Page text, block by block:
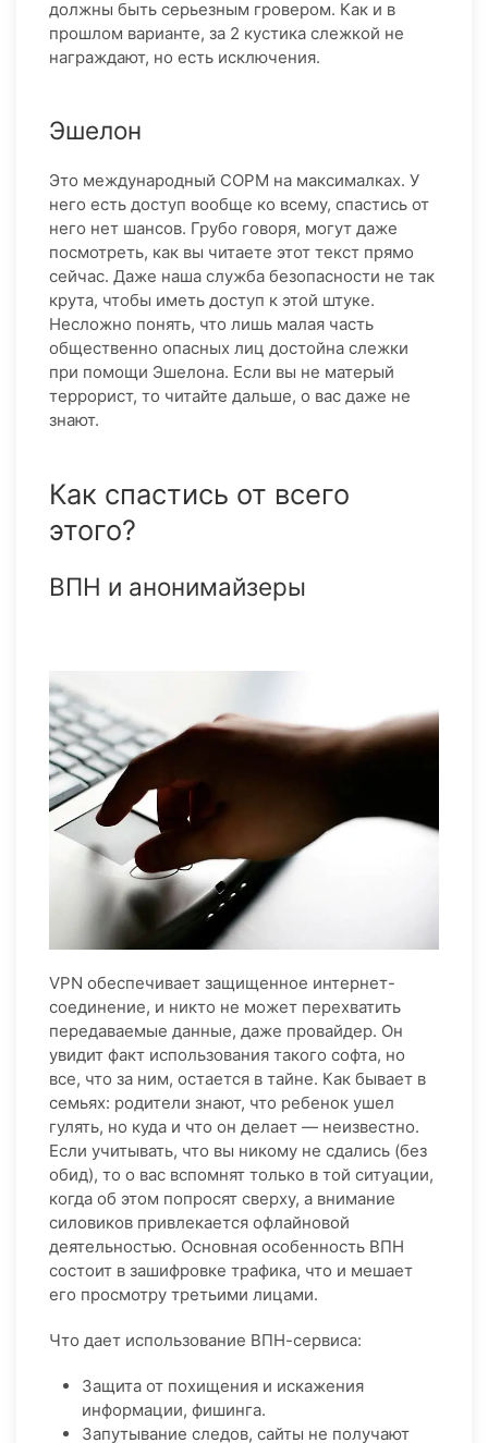
должны быть серьезным гровером. Как и в
прошлом варианте, за 2 кустика слежкой не
награждают, но есть исключения.
Эшелон
Это международный СОРМ на максималках. У
него есть доступ вообще ко всему, спастись от
него нет шансов. Грубо говоря, могут даже
посмотреть, как вы читаете этот текст прямо
сейчас. Даже наша служба безопасности не так
крута, чтобы иметь доступ к этой штуке.
Несложно понять, что лишь малая часть
общественно опасных лиц достойна слежки
при помощи Эшелона. Если вы не матерый
террорист, то читайте дальше, о вас даже не
знают.
Как спастись от всего
этого?
ВПН и анонимайзеры
VPN обеспечивает защищенное интернет-
соединение, и никто не может перехватить
передаваемые данные, даже провайдер. Он
увидит факт использования такого софта, но
все, что за ним, остается в тайне. Как бывает в
семьях: родители знают, что ребенок ушел
гулять, но куда и что он делает — неизвестно.
Если учитывать, что вы никому не сдались (без
обид), то о вас вспомнят только в той ситуации,
когда об этом попросят сверху, а внимание
силовиков привлекается офлайновой
деятельностью. Основная особенность ВПН
состоит в зашифровке трафика, что и мешает
его просмотру третьими лицами.
Что дает использование ВПН-сервиса:
Защита от похищения и искажения
информации, фишинга.
Запутывание следов, сайты не получают